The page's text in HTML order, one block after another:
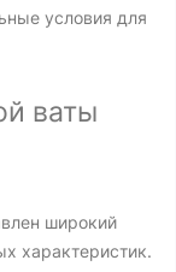
условия для
ваты
широкий
характеристик.